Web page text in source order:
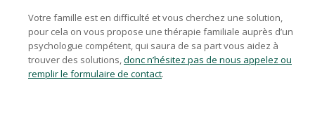
Votre famille est en difficulté et vous cherchez une solution,
pour cela on vous propose une thérapie familiale auprès d’un
psychologue compétent, qui saura de sa part vous aidez à
trouver des solutions,donc n’hésitez pas de nous appelez ou
remplir le formulaire de contact.